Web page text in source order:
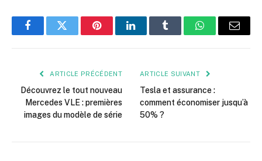
FacebookTwitter PinterestLinkedInTumblr WhatsApp
E-
ARTICLE PRÉCÉDENT
Découvrez le tout nouveau
Mercedes VLE : premières
images du modèle de série
ARTICLE SUIVANT
Tesla et assurance :
comment économiser jusqu’à
50% ?